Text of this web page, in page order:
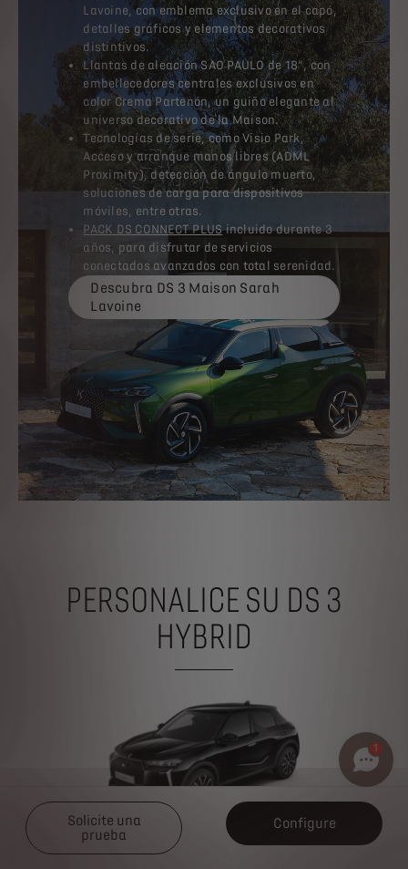
Lavoine, con emblema exclusivo en el capó,
detalles gráficos y elementos decorativos
distintivos.
Llantas de aleación SAO PAULO de 18”, con
embellecedores centrales exclusivos en
color Crema Partenón, un guiño elegante al
universo decorativo de la Maison.
Tecnologías de serie, como Visio Park,
Acceso y arranque manos libres (ADML
Proximity), detección de ángulo muerto,
soluciones de carga para dispositivos
móviles, entre otras.
PACK DS CONNECT PLUSincluido durante 3
años, para disfrutar de servicios
conectados avanzados con total serenidad.
Descubra DS 3 Maison Sarah
Lavoine
PERSONALICE SU DS 3
HYBRID
Solicite una
prueba
Configure
1